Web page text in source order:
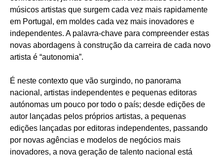
músicos artistas que surgem cada vez mais rapidamente
em Portugal, em moldes cada vez mais inovadores e
independentes. A palavra-chave para compreender estas
novas abordagens à construção da carreira de cada novo
artista é “autonomia”.
É neste contexto que vão surgindo, no panorama
nacional, artistas independentes e pequenas editoras
autónomas um pouco por todo o país; desde edições de
autor lançadas pelos próprios artistas, a pequenas
edições lançadas por editoras independentes, passando
por novas agências e modelos de negócios mais
inovadores, a nova geração de talento nacional está